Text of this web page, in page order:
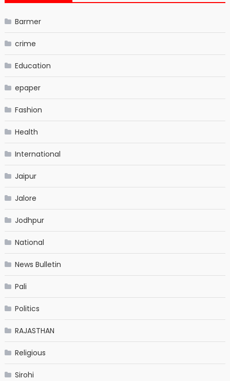
Barmer
crime
Education
epaper
Fashion
Health
International
Jaipur
Jalore
Jodhpur
National
News Bulletin
Pali
Politics
RAJASTHAN
Religious
Sirohi